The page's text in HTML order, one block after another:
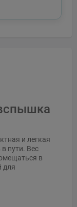
и легкая
пути. Вес
в
для